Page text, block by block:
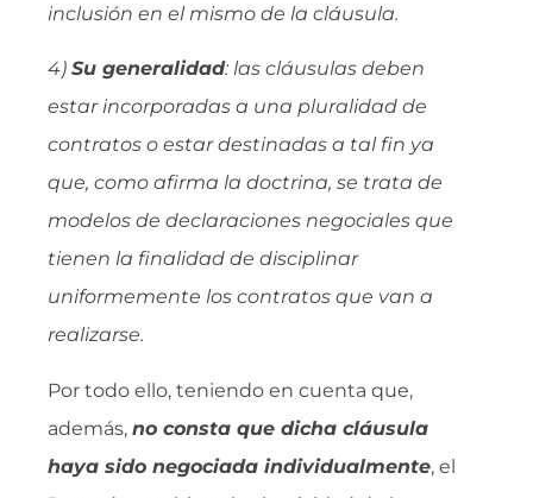
inclusión en el mismo de la cláusula.
4) Su generalidad: las cláusulas deben
estar incorporadas a una pluralidad de
contratos o estar destinadas a tal fin ya
que, como afirma la doctrina, se trata de
modelos de declaraciones negociales que
tienen la finalidad de disciplinar
uniformemente los contratos que van a
realizarse.
Por todo ello, teniendo en cuenta que,
además, no consta que dicha cláusula
haya sido negociada individualmente, el